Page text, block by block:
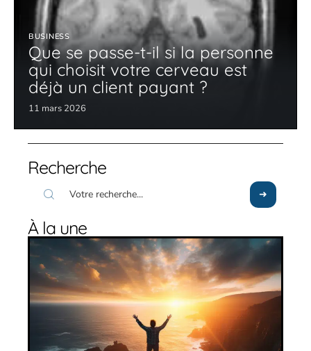
BUSINESS
Que se passe-t-il si la personne
qui choisit votre cerveau est
déjà un client payant ?
11 mars 2026
Recherche
À la une